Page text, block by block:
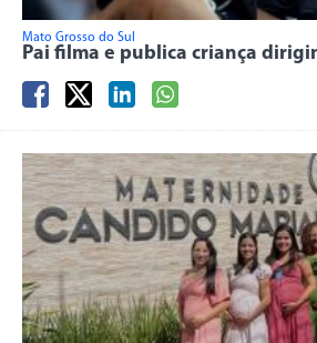
Mato Grosso do Sul
Pai filma e publica criança